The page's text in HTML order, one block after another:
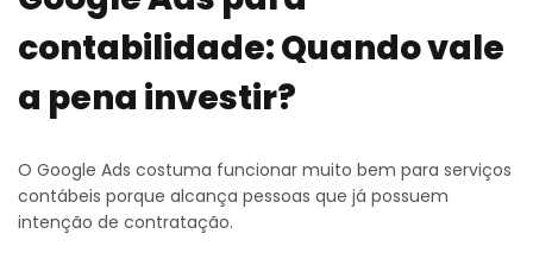
contabilidade: Quando vale
a pena investir?
O Google Ads costuma funcionar muito bem para serviços
contábeis porque alcança pessoas que já possuem
intenção de contratação.